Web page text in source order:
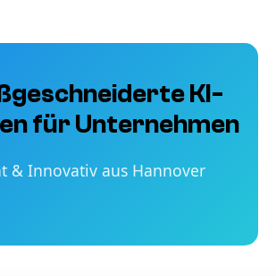
KI-
für Unternehmen
& Innovativ aus Hannover